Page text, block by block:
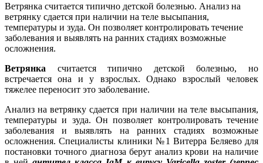
Ветрянка считается типично детской болезнью. Анализ на
ветрянку сдается при наличии на теле высыпания,
температуры и зуда. Он позволяет контролировать течение
заболевания и выявлять на ранних стадиях возможные
осложнения.
Ветрянка считается типично детской болезнью, но
встречается она и у взрослых. Однако взрослый человек
тяжелее переносит это заболевание.
Анализ на ветрянку сдается при наличии на теле высыпания,
температуры и зуда. Он позволяет контролировать течение
заболевания и выявлять на ранних стадиях возможные
осложнения. Специалисты клиники №1 Витерра Беляево для
постановки точного диагноза берут анализ крови на наличие